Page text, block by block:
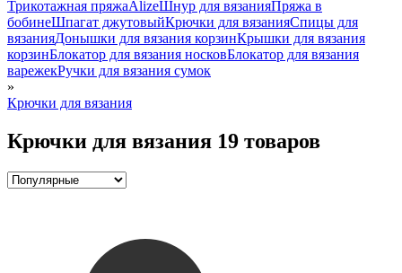
Трикотажная пряжаAlizeШнур для вязанияПряжа в
бобинеШпагат джутовыйКрючки для вязанияСпицы для
вязанияДонышки для вязания корзинКрышки для вязания
корзинБлокатор для вязания носковБлокатор для вязания
варежекРучки для вязания сумок
»
Крючки для вязания
Крючки для вязания 19 товаров